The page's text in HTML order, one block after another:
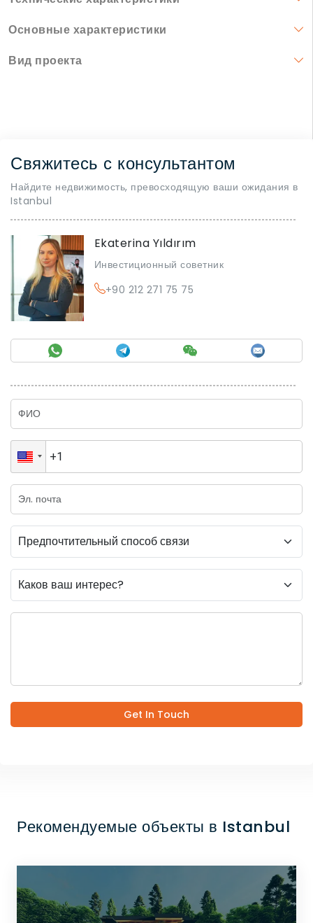
Основные характеристики
Вид проекта
Свяжитесь с консультантом
Найдите недвижимость, превосходящую ваши ожидания в
Istanbul
Ekaterina Yıldırım
Инвестиционный советник
+90 212 271 75 75
Get In Touch
Рекомендуемые объекты в Istanbul